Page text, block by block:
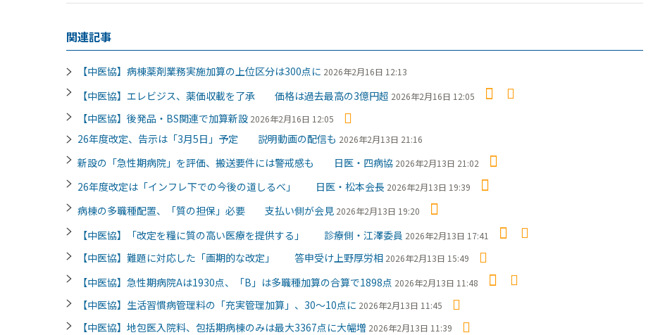
関連記事
【中医協】病棟薬剤業務実施加算の上位区分は300点に 2026年2月16日 12:13
【中医協】エレビジス、薬価収載を了承 価格は過去最高の3億円超 2026年2月16日 12:05
【中医協】後発品・BS関連で加算新設 2026年2月16日 12:05
26年度改定、告示は「3月5日」予定 説明動画の配信も 2026年2月13日 21:16
新設の「急性期病院」を評価、搬送要件には警戒感も 日医・四病協 2026年2月13日 21:02
26年度改定は「インフレ下での今後の道しるべ」 日医・松本会長 2026年2月13日 19:39
病棟の多職種配置、「質の担保」必要 支払い側が会見 2026年2月13日 19:20
【中医協】「改定を糧に質の高い医療を提供する」 診療側・江澤委員 2026年2月13日 17:41
【中医協】難題に対応した「画期的な改定」 答申受け上野厚労相 2026年2月13日 15:49
【中医協】急性期病院Aは1930点、「B」は多職種加算の合算で1898点 2026年2月13日 11:48
【中医協】生活習慣病管理料の「充実管理加算」、30～10点に 2026年2月13日 11:45
【中医協】地包医入院料、包括期病棟のみは最大3367点に大幅増 2026年2月13日 11:39